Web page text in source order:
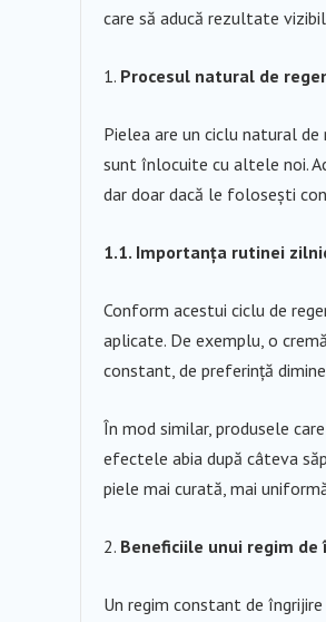
care să aducă rezultate
Procesul natural de
Pielea are un ciclu natural
sunt înlocuite cu altele noi.
dar doar dacă le folosești
1.1. Importanța rutinei
Conform acestui ciclu de
aplicate. De exemplu, o
constant, de preferință
În mod similar, produsele
efectele abia după câteva
piele mai curată, mai
Beneficiile unui regim
Un regim constant de